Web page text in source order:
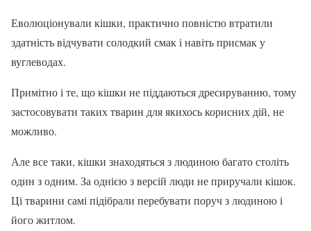
Еволюціонували кішки, практично повністю втратили
здатність відчувати солодкий смак і навіть присмак у
вуглеводах.
Примітно і те, що кішки не піддаються дресируванню, тому
застосовувати таких тварин для якихось корисних дій, не
можливо.
Але все таки, кішки знаходяться з людиною багато століть
один з одним. За однією з версій люди не приручали кішок.
Ці тварини самі підібрали перебувати поруч з людиною і
його житлом.